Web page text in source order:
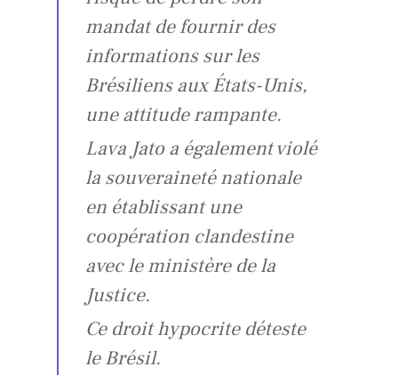
mandat de fournir des
informations sur les
Brésiliens aux États-Unis,
une attitude rampante.
Lava Jato a également violé
la souveraineté nationale
en établissant une
coopération clandestine
avec le ministère de la
Justice.
Ce droit hypocrite déteste
le Brésil.